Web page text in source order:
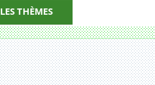
THÈMES